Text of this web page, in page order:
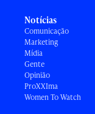
Notícias
Comunicação
Marketing
Mídia
Gente
Opinião
ProXXIma
Women To Watch